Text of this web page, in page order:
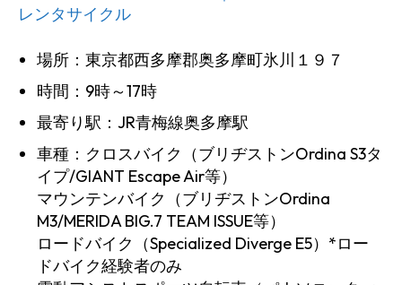
レンタサイクル
場所：東京都西多摩郡奥多摩町氷川１９７
時間：9時～17時
最寄り駅：JR青梅線奥多摩駅
車種：クロスバイク（ブリヂストンOrdina S3タ
イプ/GIANT Escape Air等）
マウンテンバイク（ブリヂストンOrdina
M3/MERIDA BIG.7 TEAM ISSUE等）
ロードバイク（Specialized Diverge E5）*ロー
ドバイク経験者のみ